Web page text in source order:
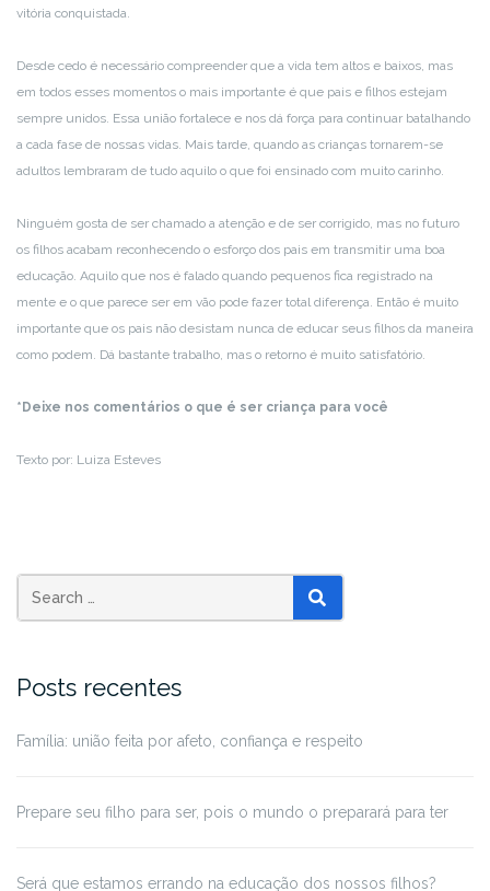
vitória conquistada.
Desde cedo é necessário compreender que a vida tem altos e baixos, mas
em todos esses momentos o mais importante é que pais e filhos estejam
sempre unidos. Essa união fortalece e nos dá força para continuar batalhando
a cada fase de nossas vidas. Mais tarde, quando as crianças tornarem-se
adultos lembraram de tudo aquilo o que foi ensinado com muito carinho.
Ninguém gosta de ser chamado a atenção e de ser corrigido, mas no futuro
os filhos acabam reconhecendo o esforço dos pais em transmitir uma boa
educação. Aquilo que nos é falado quando pequenos fica registrado na
mente e o que parece ser em vão pode fazer total diferença. Então é muito
importante que os pais não desistam nunca de educar seus filhos da maneira
como podem. Dá bastante trabalho, mas o retorno é muito satisfatório.
*Deixe nos comentários o que é ser criança para você
Texto por: Luiza Esteves
Posts recentes
Família: união feita por afeto, confiança e respeito
Prepare seu filho para ser, pois o mundo o preparará para ter
Será que estamos errando na educação dos nossos filhos?